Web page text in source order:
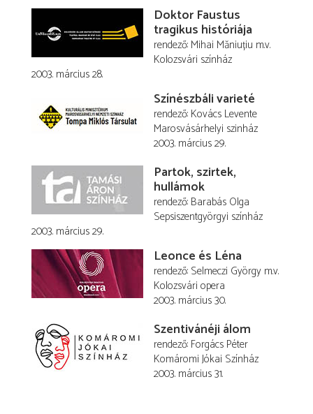
Doktor Faustus
tragikus históriája
rendező Mihai Măniuțiu m.v.
Kolozsvári színház
2003. március 28.
Színészbáli varieté
rendező Kovács Levente
Marosvásárhelyi szinház
2003. március 29.
Partok, szirtek,
hullámok
rendező Barabás Olga
Sepsiszentgyörgyi színház
2003. március 29.
Leonce és Léna
rendező Selmeczi György m.v.
Kolozsvári opera
2003. március 30.
Szentivánéji álom
rendező Forgács Péter
Komáromi Jókai Színház
2003. március 31.